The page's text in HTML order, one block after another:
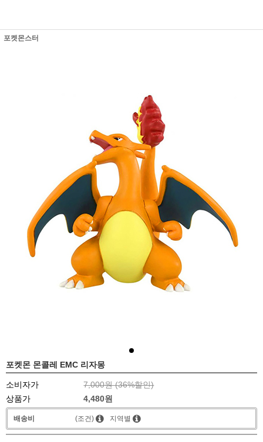
포켓몬스터
포켓몬 몬콜레 EMC 리자몽
소비자가 7,000원 (36%할인)
상품가
4,480원
배송비 (조건) 지역별